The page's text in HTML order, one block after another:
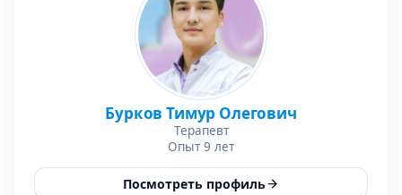
Бурков Тимур Олегович
Терапевт
Опыт 9 лет
Посмотреть профиль